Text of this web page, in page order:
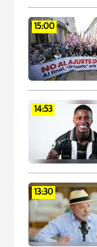
15:00
14:53
13:30